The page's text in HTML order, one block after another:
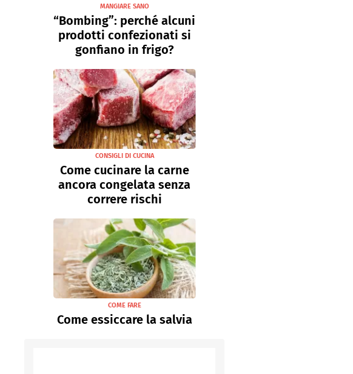
MANGIARE SANO
“Bombing”: perché alcuni
prodotti confezionati si
gonfiano in frigo?
CONSIGLI DI CUCINA
Come cucinare la carne
ancora congelata senza
correre rischi
COME FARE
Come essiccare la salvia